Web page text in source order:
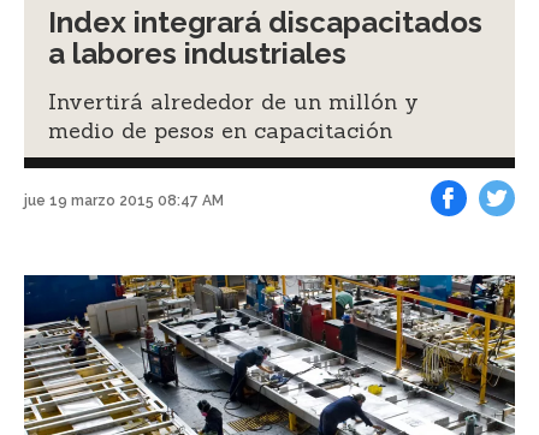
Index integrará discapacitados
a labores industriales
Invertirá alrededor de un millón y
medio de pesos en capacitación
jue 19 marzo 2015 08:47 AM